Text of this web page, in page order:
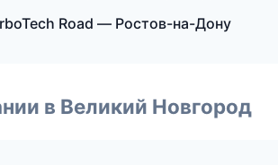
Road — Ростов-на-Дону
в Великий Новгород